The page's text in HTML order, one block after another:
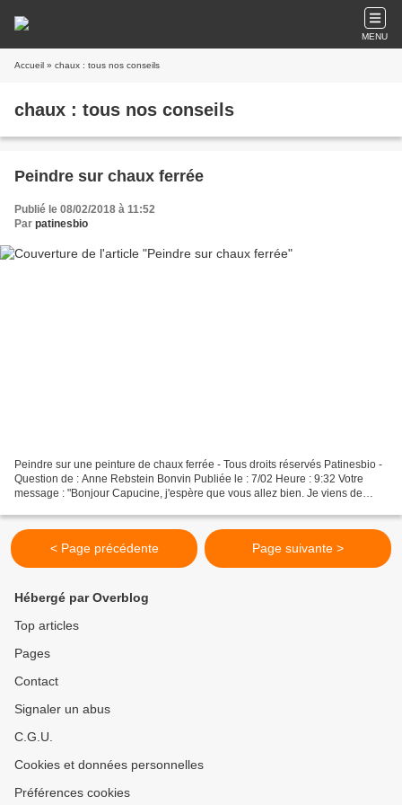
MENU
Accueil » chaux : tous nos conseils
chaux : tous nos conseils
Peindre sur chaux ferrée
Publié le 08/02/2018 à 11:52
Par patinesbio
Peindre sur une peinture de chaux ferrée - Tous droits réservés Patinesbio -
Question de : Anne Rebstein Bonvin Publiée le : 7/02 Heure : 9:32 Votre
message : "Bonjour Capucine, j'espère que vous allez bien. Je viens de
< Page précédente Page suivante >
Hébergé par Overblog
Top articles
Pages
Contact
Signaler un abus
C.G.U.
Cookies et données personnelles
Préférences cookies